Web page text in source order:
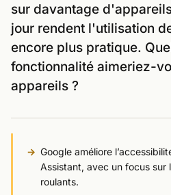
sur davantage
jour rendent l'utilisation
encore plus pratique.
fonctionnalité aimeriez-
appareils ?
Google améliore
Assistant, avec un focus sur
roulants.